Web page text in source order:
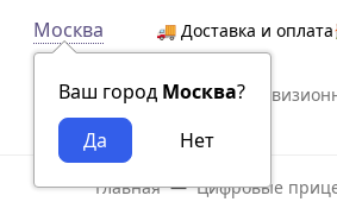
Москва
Ваш город Москва?
🚚 Доставка и оплата
Главная Цифровые